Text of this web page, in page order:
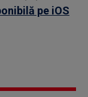
pe iOS